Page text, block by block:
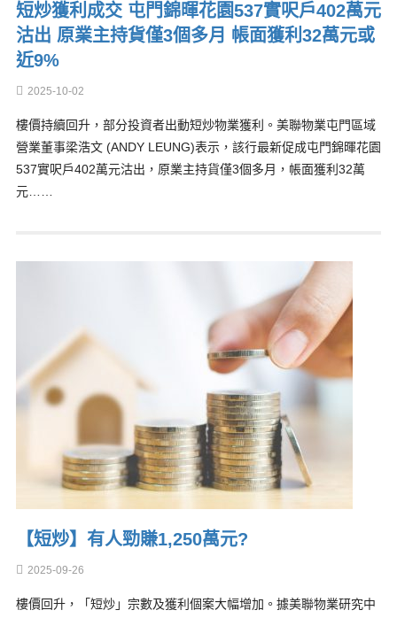
短炒獲利成交 屯門錦暉花園537實呎戶402萬元
沽出 原業主持貨僅3個多月 帳面獲利32萬元或
近9%
2025-10-02
樓價持續回升，部分投資者出動短炒物業獲利。美聯物業屯門區域
營業董事梁浩文 (ANDY LEUNG)表示，該行最新促成屯門錦暉花園
537實呎戶402萬元沽出，原業主持貨僅3個多月，帳面獲利32萬
元……
【短炒】有人勁賺1,250萬元?
2025-09-26
樓價回升，「短炒」宗數及獲利個案大幅增加。據美聯物業研究中